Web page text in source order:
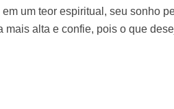
um teor espiritual, seu sonho
mais alta e confie, pois o que